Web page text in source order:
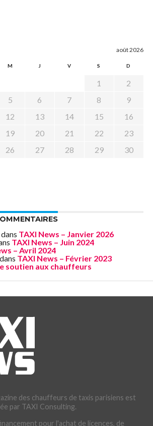
août 2026
M J V S D
1
2
5 6 7 8
9
12 13 14 15
16
19 20 21 22
23
26 27 28 29
30
TAXI News – Janvier 2026
TAXI News – Juin 2024
– Avril 2024
TAXI News – Février 2023
soutien aux chauffeurs
des chauffeurs de taxis parisiens est
par TAXI Consulting.
pour l'achat de licences, de